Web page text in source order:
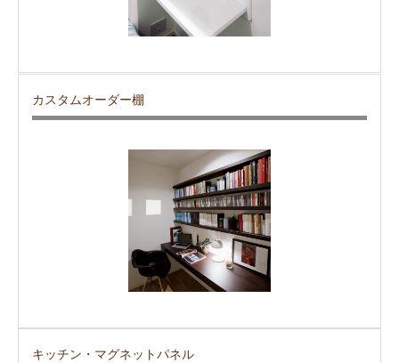
カスタムオーダー棚
キッチン・マグネットパネル